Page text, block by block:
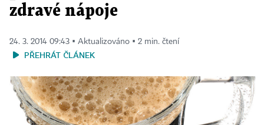
zdravé nápoje
24. 3. 2014 09:43 ▪ Aktualizováno ▪ 2 min. čtení
PŘEHRÁT ČLÁNEK